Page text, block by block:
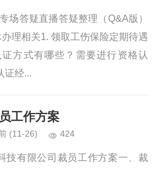
场答疑直播答疑整理（Q&A版）
理相关1. 领取工伤保险定期待遇
方式有哪些？需要进行资格认
证经...
工作方案
(11-26) 424
技有限公司裁员工作方案一、裁